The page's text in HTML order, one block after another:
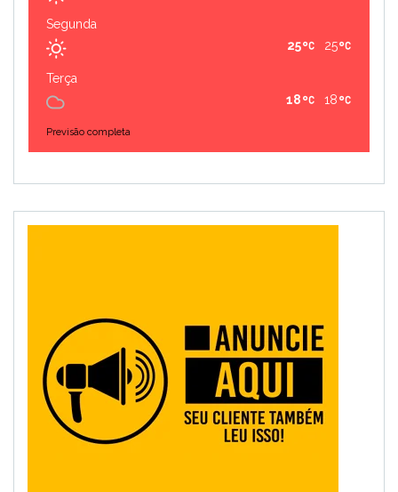
Segunda
25
25
Terça
18
18
Previsão completa